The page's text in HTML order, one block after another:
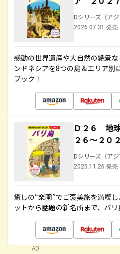
Dシリーズ（ア
2026.07.31 発売
感動の世界遺産や大自然の絶景
ンドネシアを8つの島＆エリア別
ブック！
Ｄ２６ 地
２６～２０
Dシリーズ（ア
2025.11.26 発売
癒しの“楽園”でご褒美旅を満喫
ットから話題の新名所まで、バリ
AD